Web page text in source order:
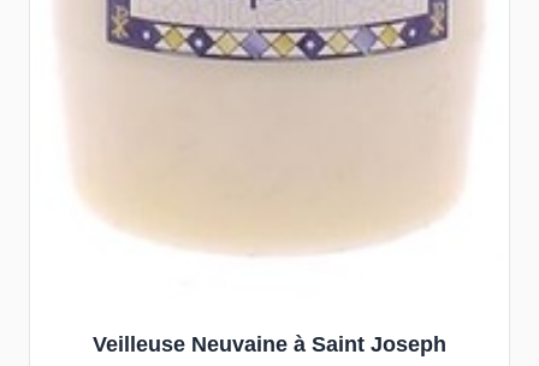
Veilleuse Neuvaine à Saint Joseph